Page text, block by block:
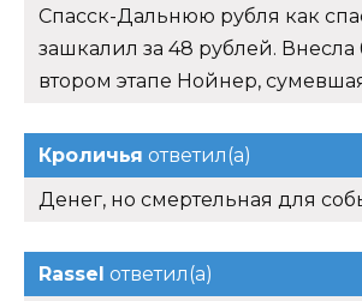
Спасск-Дальнюю рубля как
зашкалил за 48 рублей.
втором этапе Нойнер,
Кроличья ответил(а)
Денег, но смертельная для
Rassel ответил(а)